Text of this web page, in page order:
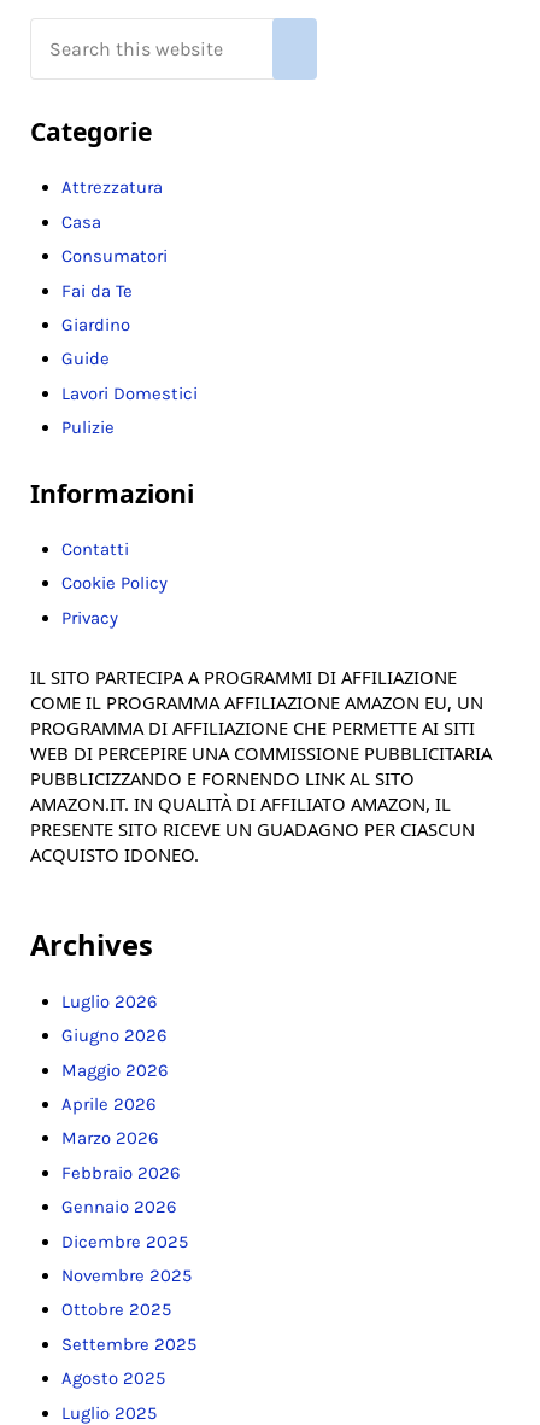
Categorie
Attrezzatura
Casa
Consumatori
Fai da Te
Giardino
Guide
Lavori Domestici
Pulizie
Informazioni
Contatti
Cookie Policy
Privacy
IL SITO PARTECIPA A PROGRAMMI DI AFFILIAZIONE
COME IL PROGRAMMA AFFILIAZIONE AMAZON EU, UN
PROGRAMMA DI AFFILIAZIONE CHE PERMETTE AI SITI
WEB DI PERCEPIRE UNA COMMISSIONE PUBBLICITARIA
PUBBLICIZZANDO E FORNENDO LINK AL SITO
AMAZON.IT. IN QUALITÀ DI AFFILIATO AMAZON, IL
PRESENTE SITO RICEVE UN GUADAGNO PER CIASCUN
ACQUISTO IDONEO.
Archives
Luglio 2026
Giugno 2026
Maggio 2026
Aprile 2026
Marzo 2026
Febbraio 2026
Gennaio 2026
Dicembre 2025
Novembre 2025
Ottobre 2025
Settembre 2025
Agosto 2025
Luglio 2025